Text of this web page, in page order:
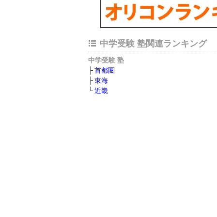
中学受験 塾関連ランキング
中学受験 塾
首都圏
東海
近畿